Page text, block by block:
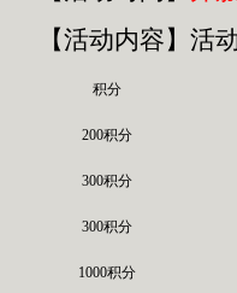
【活动内容】活
积分
200积分
300积分
300积分
1000积分